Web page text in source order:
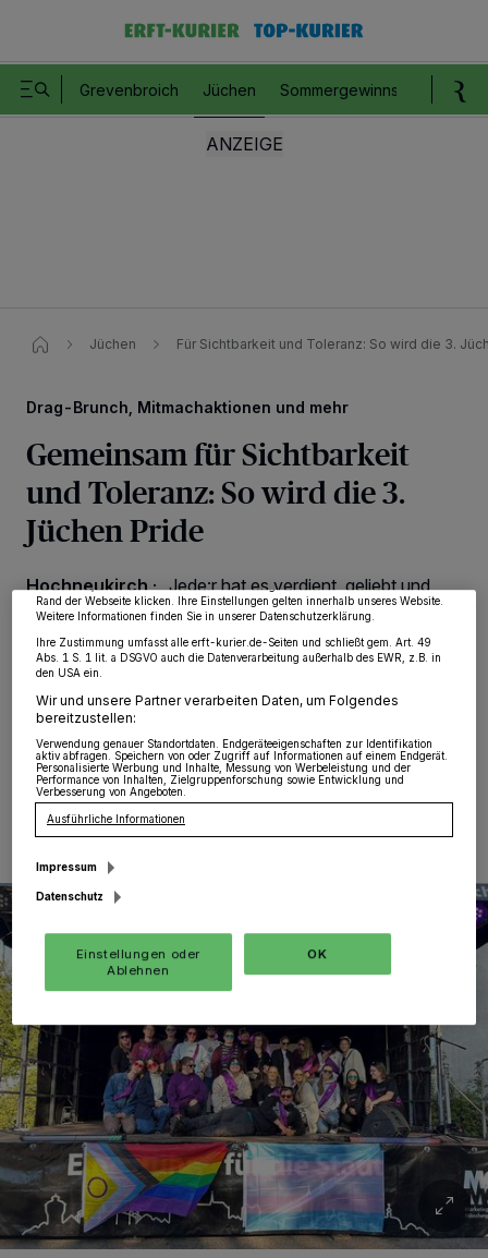
Grevenbroich Jüchen Sommergewinnspiel
Jüchen Für Sichtbarkeit und Toleranz: So wird die 3.
Drag-Brunch, Mitmachaktionen und mehr
Gemeinsam für Sichtbarkeit
und Toleranz: So wird die 3.
Jüchen Pride
Hochneukirch·„Jede:r hat es verdient, geliebt und
akzeptiert zu werden. Die LGBTQIA+-Community zeigt
uns, wie schön Vielfalt sein kann“, sind sich die
Ehrenamtlichen des Jugendcafés Bamm einig. Und
genau deshalb laden sie am Sonntag, 28. Juni, von 11
bis 15 Uhr zur dritten Jüchen Pride ein.
26.06.2026 , 08:00 Uhr Eine Minute Lesezeit
Wir und unsere 218
-Partner speichern und greifen auf personenbezogene Daten
wie Browserdaten oder eindeutige Kennungen auf Ihrem Gerät zu. Durch Auswahl
Partner verarbeiten Daten, um Ihnen Dienste bereitzustellen“ aufgeführten
Zwecke. Wenn Tracker deaktiviert sind, sind manche Inhalte und Anzeigen
widerrufen, indem Sie auf den Link Einstellungen oder Ablehnen am unteren
Rand der Webseite klicken. Ihre Einstellungen gelten innerhalb unseres Website.
Weitere Informationen finden Sie in unserer Datenschutzerklärung.
Ihre Zustimmung umfasst alle erft-kurier.de-Seiten und schließt gem. Art. 49
Abs. 1 S. 1 lit. a DSGVO auch die Datenverarbeitung außerhalb des EWR, z.B. in
den USA ein.
Wir und unsere Partner verarbeiten Daten, um Folgendes
bereitzustellen:
Verwendung genauer Standortdaten. Endgeräteeigenschaften zur Identifikation
aktiv abfragen. Speichern von oder Zugriff auf Informationen auf einem Endgerät.
Personalisierte Werbung und Inhalte, Messung von Werbeleistung und der
Performance von Inhalten, Zielgruppenforschung sowie Entwicklung und
Verbesserung von Angeboten.
Ausführliche Informationen
Impressum
Datenschutz
Einstellungen oder
Ablehnen
OK